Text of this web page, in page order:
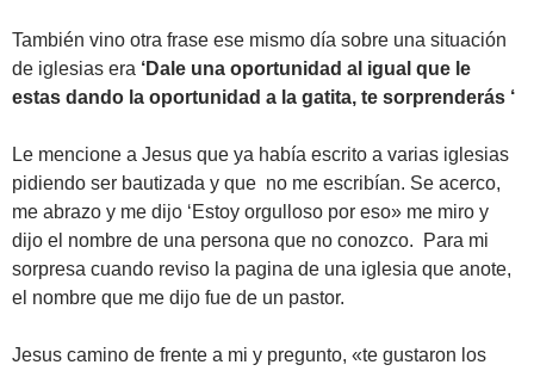
También vino otra frase ese mismo día sobre una situación
de iglesias era ‘Dale una oportunidad al igual que le
estas dando la oportunidad a la gatita, te sorprenderás ‘
Le mencione a Jesus que ya había escrito a varias iglesias
pidiendo ser bautizada y que no me escribían. Se acerco,
me abrazo y me dijo ‘Estoy orgulloso por eso» me miro y
dijo el nombre de una persona que no conozco. Para mi
sorpresa cuando reviso la pagina de una iglesia que anote,
el nombre que me dijo fue de un pastor.
Jesus camino de frente a mi y pregunto, «te gustaron los